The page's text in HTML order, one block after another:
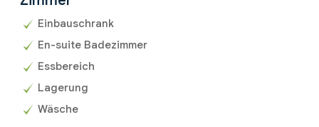
Einbauschrank
En-suite Badezimmer
Essbereich
Lagerung
Wäsche